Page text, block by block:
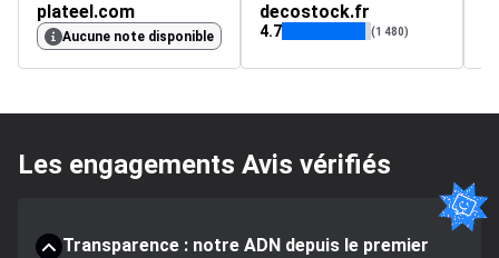
plateel.com
Aucune note disponible
decostock.fr
4.7 (1 480)
Les engagements Avis vérifiés
Transparence : notre ADN depuis le premier